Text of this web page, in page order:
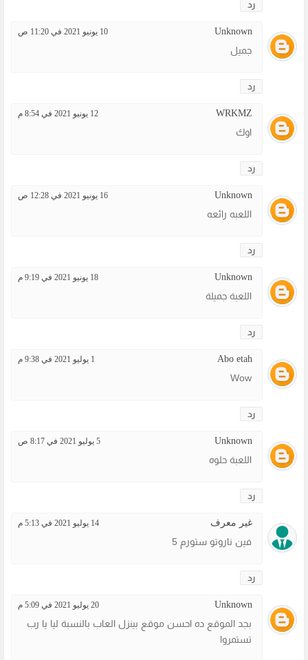
رد
Unknown 10 يونيو 2021 في 11:20 ص
جميل
رد
WRKMZ 12 يونيو 2021 في 8:54 م
اوك
رد
Unknown 16 يونيو 2021 في 12:28 ص
اللعبه رائعه
رد
Unknown 18 يونيو 2021 في 9:19 م
اللعبة جميلة
رد
Abo etah 1 يوليو 2021 في 9:38 م
Wow
رد
Unknown 5 يوليو 2021 في 8:17 ص
اللعبة حلوه
رد
غير معرف 14 يوليو 2021 في 5:13 م
فين ناروتو ستورم 5
رد
Unknown 20 يوليو 2021 في 5:09 م
بجد الموقع ده احسن موقع بينزل العاب بالنسبة ليا يا رب
تستمروا